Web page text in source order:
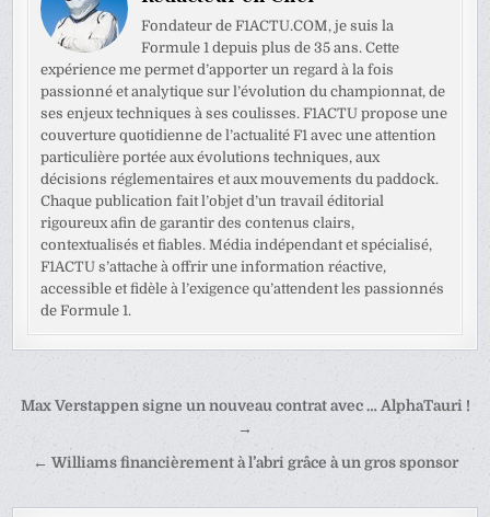
Fondateur de F1ACTU.COM, je suis la
Formule 1 depuis plus de 35 ans. Cette
expérience me permet d’apporter un regard à la fois
passionné et analytique sur l’évolution du championnat, de
ses enjeux techniques à ses coulisses. F1ACTU propose une
couverture quotidienne de l’actualité F1 avec une attention
particulière portée aux évolutions techniques, aux
décisions réglementaires et aux mouvements du paddock.
Chaque publication fait l’objet d’un travail éditorial
rigoureux afin de garantir des contenus clairs,
contextualisés et fiables. Média indépendant et spécialisé,
F1ACTU s’attache à offrir une information réactive,
accessible et fidèle à l’exigence qu’attendent les passionnés
de Formule 1.
Navigation
l’article
Max Verstappen signe un nouveau contrat avec … AlphaTauri !
→
← Williams financièrement à l’abri grâce à un gros sponsor